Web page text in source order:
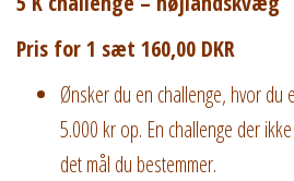
Pris for 1 sæt 160,00 DKR
Ønsker du en challenge, hvor du
5.000 kr op. En challenge der
det mål du bestemmer.